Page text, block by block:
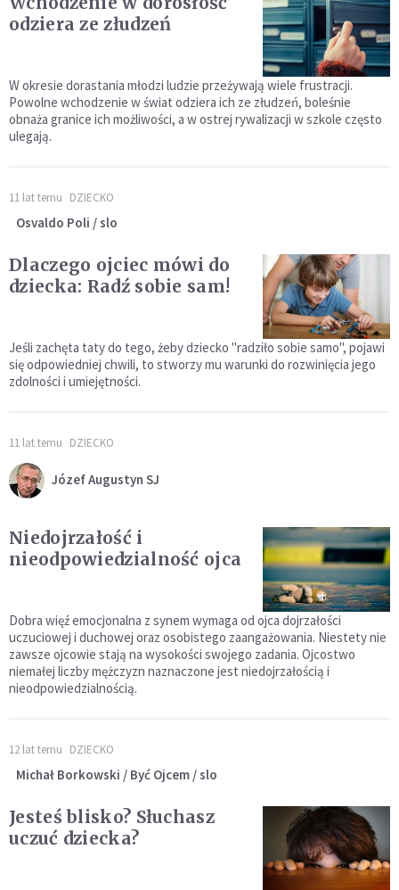
odziera ze złudzeń
W okresie dorastania młodzi ludzie przeżywają wiele frustracji.
Powolne wchodzenie w świat odziera ich ze złudzeń, boleśnie
obnaża granice ich możliwości, a w ostrej rywalizacji w szkole często
ulegają.
11 lat temu DZIECKO
Osvaldo Poli / slo
Dlaczego ojciec mówi do
dziecka: Radź sobie sam!
Jeśli zachęta taty do tego, żeby dziecko "radziło sobie samo", pojawi
się odpowiedniej chwili, to stworzy mu warunki do rozwinięcia jego
zdolności i umiejętności.
11 lat temu DZIECKO
Józef Augustyn SJ
Niedojrzałość i
nieodpowiedzialność ojca
Dobra więź emocjonalna z synem wymaga od ojca dojrzałości
uczuciowej i duchowej oraz osobistego zaangażowania. Niestety nie
zawsze ojcowie stają na wysokości swojego zadania. Ojcostwo
niemałej liczby mężczyzn naznaczone jest niedojrzałością i
nieodpowiedzialnością.
12 lat temu DZIECKO
Michał Borkowski / Być Ojcem / slo
Jesteś blisko? Słuchasz
uczuć dziecka?